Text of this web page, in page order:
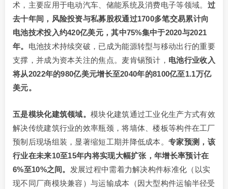
术，主要应用于电动汽车、储能系统及消费电子等领域。 过
去十年间，风险投资与私募股权通过1700多笔交易累计向
电池技术投入约420亿美元，其中75%集中于2020与2021
年。 电池技术持续突破，已成为能源转型与移动出行的重要
支撑，并成为资本关注的焦点。麦肯锡预计， 电池行业收入
将从2022年的980亿美元增长至2040年的8100亿至1.1万亿
美元。
五是模块化建筑领域。 模块化建筑通过工业化生产方式有效
解决传统建筑行业的效率瓶颈，将墙体、楼板等构件在工厂
预制后现场组装，显著缩短工期并降低成本。 专家预测，该
行业在未来10至15年内将实现大幅扩张，年增长率预计在
6%至10%之间。 发展过程中需着力解决构件标准化（以实
现不同厂商模块兼容）与运输成本（因大型构件运输半径受